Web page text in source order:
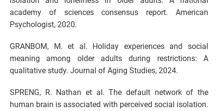
academy of sciences consensus report. American
Psychologist, 2020.
GRANBOM, M. et al. Holiday experiences and social
meaning among older adults during restrictions: A
qualitative study. Journal of Aging Studies, 2024.
SPRENG, R. Nathan et al. The default network of the
human brain is associated with perceived social isolation.